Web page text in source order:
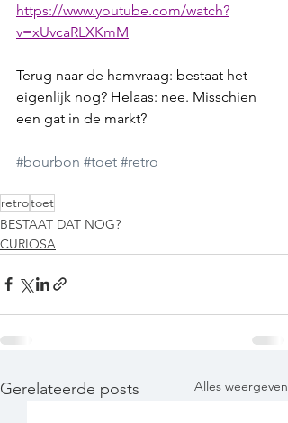
https://www.youtube.com/watch?
v=xUvcaRLXKmM
Terug naar de hamvraag: bestaat het
eigenlijk nog? Helaas: nee. Misschien
een gat in de markt?
#bourbon #toet #retro
retrotoet
BESTAAT DAT NOG?
CURIOSA
Gerelateerde posts Alles weergeven